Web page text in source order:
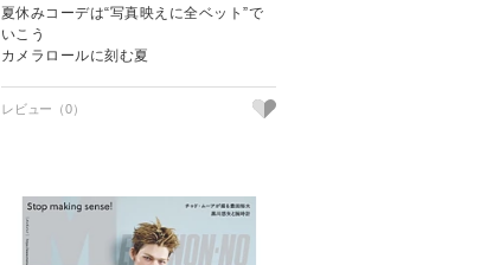
夏休みコーデは“写真映えに全ベット”で
いこう
カメラロールに刻む夏